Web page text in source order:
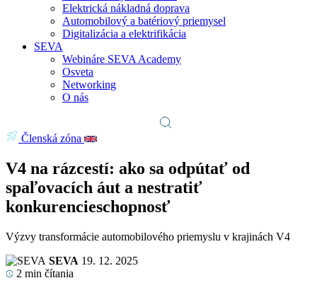
Elektrická nákladná doprava
Automobilový a batériový priemysel
Digitalizácia a elektrifikácia
SEVA
Webináre SEVA Academy
Osveta
Networking
O nás
Členská zóna
V4 na rázcestí: ako sa odpútať od
spaľovacích áut a nestratiť
konkurencieschopnosť
Výzvy transformácie automobilového priemyslu v krajinách V4
SEVA 19. 12. 2025
2 min čítania